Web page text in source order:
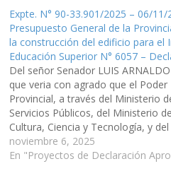
Expte. N° 90-33.901/2025 – 06/11/
Presupuesto General de la
la construcción del edificio para el
Educación Superior N° 6057 –
Del señor Senador LUIS
que veria con agrado que el Poder
Provincial, a través del Ministerio
Servicios Públicos, del Ministerio
Cultura, Ciencia y Tecnología, y
Infraestructura incluya en el Plan
Públicos del Presupuesto General
noviembre 6, 2025
En "Proyectos de Declaración